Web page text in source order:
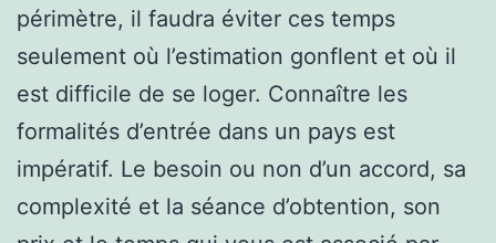
périmètre, il faudra éviter ces temps
seulement où l’estimation gonflent et où il
est difficile de se loger. Connaître les
formalités d’entrée dans un pays est
impératif. Le besoin ou non d’un accord, sa
complexité et la séance d’obtention, son